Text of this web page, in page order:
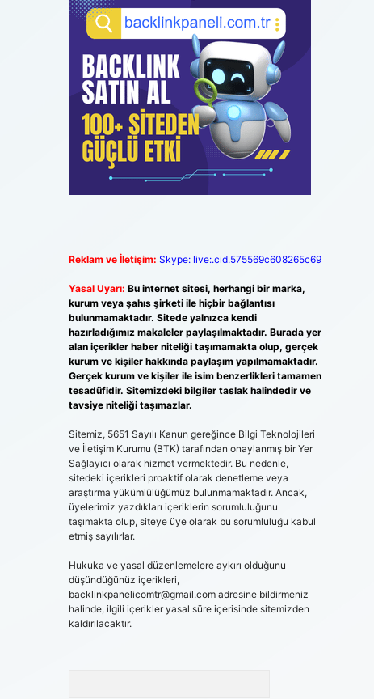
Reklam ve İletişim: Skype: live:.cid.575569c608265c69
Yasal Uyarı: Bu internet sitesi, herhangi bir marka,
kurum veya şahıs şirketi ile hiçbir bağlantısı
bulunmamaktadır. Sitede yalnızca kendi
hazırladığımız makaleler paylaşılmaktadır. Burada yer
alan içerikler haber niteliği taşımamakta olup, gerçek
kurum ve kişiler hakkında paylaşım yapılmamaktadır.
Gerçek kurum ve kişiler ile isim benzerlikleri tamamen
tesadüfidir. Sitemizdeki bilgiler taslak halindedir ve
tavsiye niteliği taşımazlar.
Sitemiz, 5651 Sayılı Kanun gereğince Bilgi Teknolojileri
ve İletişim Kurumu (BTK) tarafından onaylanmış bir Yer
Sağlayıcı olarak hizmet vermektedir. Bu nedenle,
sitedeki içerikleri proaktif olarak denetleme veya
araştırma yükümlülüğümüz bulunmamaktadır. Ancak,
üyelerimiz yazdıkları içeriklerin sorumluluğunu
taşımakta olup, siteye üye olarak bu sorumluluğu kabul
etmiş sayılırlar.
Hukuka ve yasal düzenlemelere aykırı olduğunu
düşündüğünüz içerikleri,
backlinkpanelicomtr@gmail.comadresine bildirmeniz
halinde, ilgili içerikler yasal süre içerisinde sitemizden
kaldırılacaktır.